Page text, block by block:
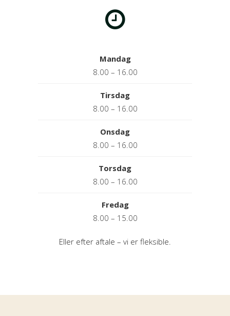
Mandag
8.00 – 16.00
Tirsdag
8.00 – 16.00
Onsdag
8.00 – 16.00
Torsdag
8.00 – 16.00
Fredag
8.00 – 15.00
Eller efter aftale – vi er fleksible.